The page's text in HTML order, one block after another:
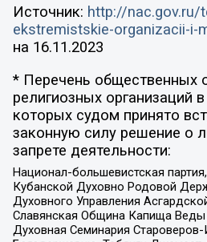
Источник: http://nac.gov.ru/
ekstremistskie-organizacii-i-
на 16.11.2023
* Перечень общественных
религиозных организаций
которых судом принято
законную силу решение о
запрете деятельности:
Национал-большевистская
Кубанской Духовно Родовой
Духовного Управления
Славянская Община Капища
Духовная Семинария